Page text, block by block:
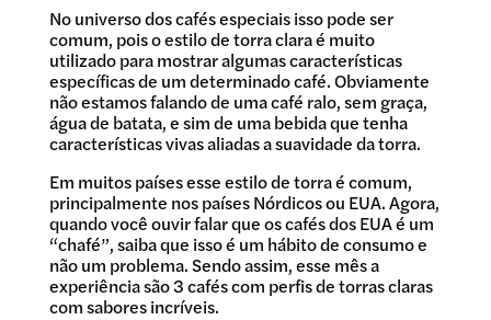
No universo dos cafés especiais isso pode ser
comum, pois o estilo de torra clara é muito
utilizado para mostrar algumas características
específicas de um determinado café. Obviamente
não estamos falando de uma café ralo, sem graça,
água de batata, e sim de uma bebida que tenha
características vivas aliadas a suavidade da torra.
Em muitos países esse estilo de torra é comum,
principalmente nos países Nórdicos ou EUA. Agora,
quando você ouvir falar que os cafés dos EUA é um
“chafé”, saiba que isso é um hábito de consumo e
não um problema. Sendo assim, esse mês a
experiência são 3 cafés com perfis de torras claras
com sabores incríveis.